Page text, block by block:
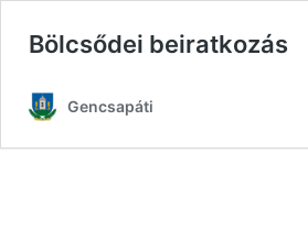
Bölcsődei beiratkozás
Gencsapáti